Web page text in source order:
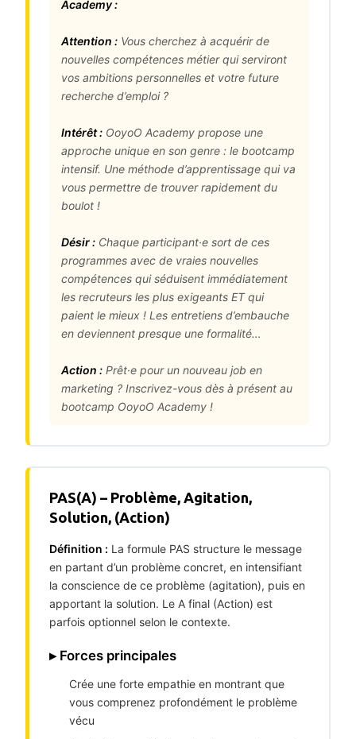
Academy :
Attention : Vous cherchez à acquérir de
nouvelles compétences métier qui serviront
vos ambitions personnelles et votre future
recherche d’emploi ?
Intérêt : OoyoO Academy propose une
approche unique en son genre : le bootcamp
intensif. Une méthode d’apprentissage qui va
vous permettre de trouver rapidement du
boulot !
Désir : Chaque participant·e sort de ces
programmes avec de vraies nouvelles
compétences qui séduisent immédiatement
les recruteurs les plus exigeants ET qui
paient le mieux ! Les entretiens d’embauche
en deviennent presque une formalité…
Action : Prêt·e pour un nouveau job en
marketing ? Inscrivez-vous dès à présent au
bootcamp OoyoO Academy !
PAS(A) – Problème, Agitation,
Solution, (Action)
Définition : La formule PAS structure le message
en partant d’un problème concret, en intensifiant
la conscience de ce problème (agitation), puis en
apportant la solution. Le A final (Action) est
parfois optionnel selon le contexte.
▸ Forces principales
Crée une forte empathie en montrant que
vous comprenez profondément le problème
vécu